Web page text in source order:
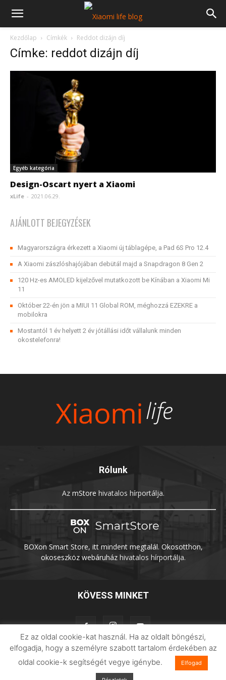
Kezdőlap Címkék Reddot dizájn díj
Címke: reddot dizájn díj
Egyéb kategória
Design-Oscart nyert a Xiaomi
xLife - 2021.06.29.
AJÁNLOTT BEJEGYZÉSEK
Magyarországra érkezett a Xiaomi új táblagépe, a Pad 6S Pro 12.4
A Xiaomi zászlóshajójában debütál majd a Snapdragon 8 Gen 2
120 Hz-es AMOLED kijelzővel mutatkozott be Kínában a Xiaomi Mi
11
Október 22-én jön a MIUI 11 Global ROM, méghozzá EZEKRE a
mobilokra
Mostantól 1 év helyett 2 év jótállási időt vállalunk minden
okostelefonra!
Rólunk
Az mStore hivatalos hírportálja.
BOXon Smart Store, itt mindent megtalál. Okosotthon,
okoseszköz webáruházhivatalos hírportálja.
KÖVESS MINKET
Adatvédelem Impresszum Imilab
Ez az oldal cookie-kat használ. Ha az oldalt böngészi,
elfogadja, hogy a személyre szabott tartalom érdekében az
oldal cookie-k segítségét vegye igénybe.
Elfogad